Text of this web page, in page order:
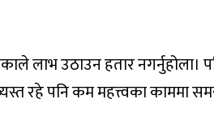
लाभ उठाउन हतार नगर्नुहोला।
रहे पनि कम महत्त्वका काममा